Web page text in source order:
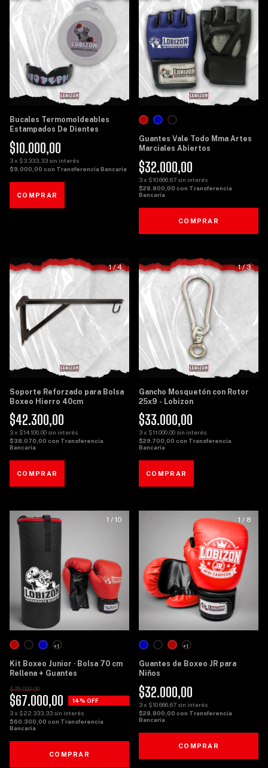
Bucales Termomoldeables
Estampados De Dientes
$10.000,00
3x $3.333,33 sin interés
$9.000,00 con Transferencia Bancaria
Guantes Vale Todo Mma Artes
Marciales Abiertos
$32.000,00
3x $10.666,67 sin interés
$28.800,00 con Transferencia
Bancaria
COMPRAR
1/4
Soporte Reforzado para Bolsa
Boxeo Hierro 40cm
$42.300,00
3x $14.100,00 sin interés
$38.070,00 con Transferencia
Bancaria
1/3
Gancho Mosquetón con Rotor
25x9 - Lobizon
$33.000,00
3x $11.000,00 sin interés
$29.700,00 con Transferencia
Bancaria
1 / 10
Kit Boxeo Junior · Bolsa 70 cm
Rellena + Guantes
$67.000,00
$78.000,00
14% OFF
3x $22.333,33 sin interés
$60.300,00 con Transferencia
Bancaria
+1
COMPRAR
1 / 8
Guantes de Boxeo JR para
Niños
$32.000,00
3x $10.666,67 sin interés
$28.800,00 con Transferencia
Bancaria
+1
COMPRAR